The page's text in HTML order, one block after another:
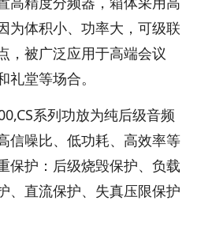
为体积小、功率大，可级联
，被广泛应用于高端会议
堂等场合。
系列功放为纯后级音频
信噪比、低功耗、高效率等
保护：后级烧毁保护、负载
、直流保护、失真压限保护